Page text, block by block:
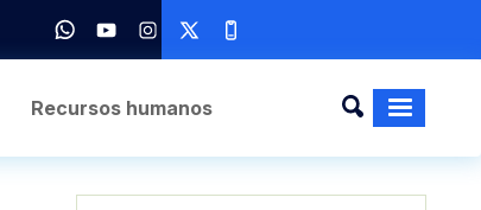
Recursos humanos